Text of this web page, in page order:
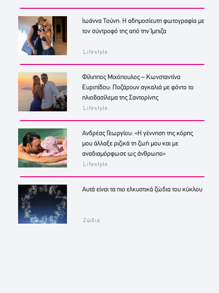
Ιωάννα Τούνη: Η αδημοσίευτη φωτογραφία με
τον σύντροφό της από την Ίμπιζα
Lifestyle
Φίλιππος Μιχόπουλος – Κωνσταντίνα
Ευριπίδου: Ποζάρουν αγκαλιά με φόντο το
ηλιοβασίλεμα της Σαντορίνης
Lifestyle
Ανδρέας Γεωργίου: «Η γέννηση της κόρης
μου άλλαξε ριζικά τη ζωή μου και με
αναδιαμόρφωσε ως άνθρωπο»
Lifestyle
Αυτά είναι τα πιο ελκυστικά ζώδια του κύκλου
Ζώδια